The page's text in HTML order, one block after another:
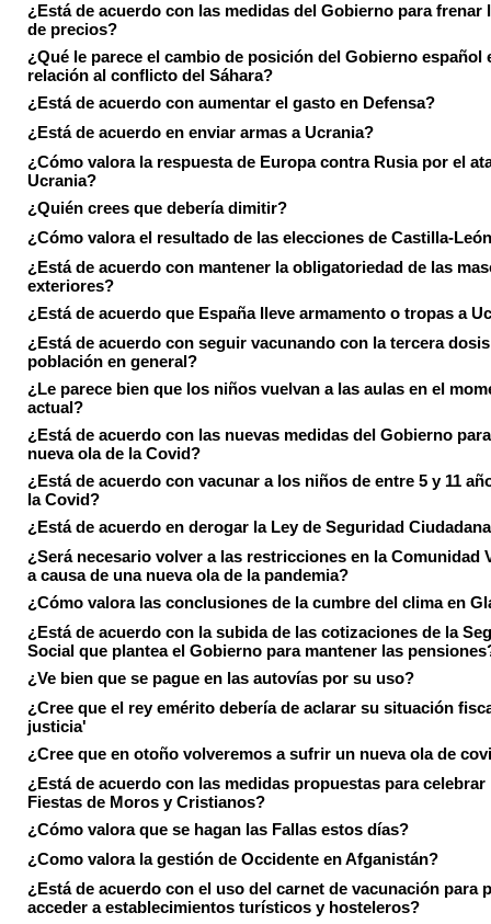
¿Está de acuerdo con las medidas del Gobierno para frenar
de precios?
¿Qué le parece el cambio de posición del Gobierno español
relación al conflicto del Sáhara?
¿Está de acuerdo con aumentar el gasto en Defensa?
¿Está de acuerdo en enviar armas a Ucrania?
¿Cómo valora la respuesta de Europa contra Rusia por el
Ucrania?
¿Quién crees que debería dimitir?
¿Cómo valora el resultado de las elecciones de Castilla-
¿Está de acuerdo con mantener la obligatoriedad de las
exteriores?
¿Está de acuerdo que España lleve armamento o tropas a
¿Está de acuerdo con seguir vacunando con la tercera
población en general?
¿Le parece bien que los niños vuelvan a las aulas en el
actual?
¿Está de acuerdo con las nuevas medidas del Gobierno
nueva ola de la Covid?
¿Está de acuerdo con vacunar a los niños de entre 5 y 11
la Covid?
¿Está de acuerdo en derogar la Ley de Seguridad
¿Será necesario volver a las restricciones en la Comunidad
a causa de una nueva ola de la pandemia?
¿Cómo valora las conclusiones de la cumbre del clima en
¿Está de acuerdo con la subida de las cotizaciones de la
Social que plantea el Gobierno para mantener las
¿Ve bien que se pague en las autovías por su uso?
¿Cree que el rey emérito debería de aclarar su situación
justicia'
¿Cree que en otoño volveremos a sufrir un nueva ola de
¿Está de acuerdo con las medidas propuestas para celebrar
Fiestas de Moros y Cristianos?
¿Cómo valora que se hagan las Fallas estos días?
¿Como valora la gestión de Occidente en Afganistán?
¿Está de acuerdo con el uso del carnet de vacunación para
acceder a establecimientos turísticos y hosteleros?